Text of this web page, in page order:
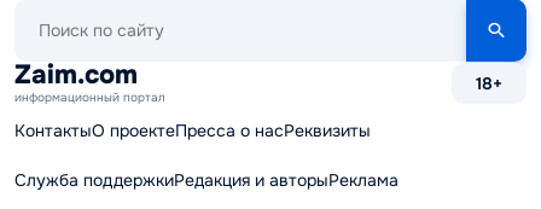
сайту
Zaim.com
информационный портал
18+
КонтактыО проектеПресса о насРеквизиты
Служба поддержкиРедакция и авторыРеклама